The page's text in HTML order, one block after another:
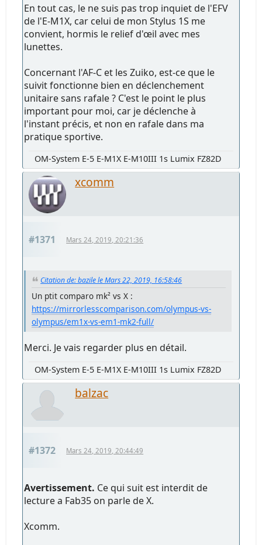
En tout cas, le ne suis pas trop inquiet de l'EFV
de l'E-M1X, car celui de mon Stylus 1S me
convient, hormis le relief d'œil avec mes
lunettes.
Concernant l'AF-C et les Zuiko, est-ce que le
suivit fonctionne bien en déclenchement
unitaire sans rafale ? C'est le point le plus
important pour moi, car je déclenche à
l'instant précis, et non en rafale dans ma
pratique sportive.
OM-System E-5 E-M1X E-M10III 1s Lumix FZ82D
xcomm
#1371 Mars 24, 2019, 20:21:36
Citation de: bazile le Mars 22, 2019, 16:58:46
Un ptit comparo mk² vs X :
https://mirrorlesscomparison.com/olympus-vs-
olympus/em1x-vs-em1-mk2-full/
Merci. Je vais regarder plus en détail.
OM-System E-5 E-M1X E-M10III 1s Lumix FZ82D
balzac
#1372 Mars 24, 2019, 20:44:49
Avertissement. Ce qui suit est interdit de
lecture a Fab35 on parle de X.
Xcomm.